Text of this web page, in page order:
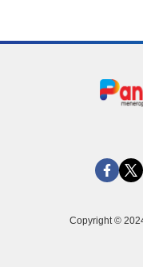
Copyright ©